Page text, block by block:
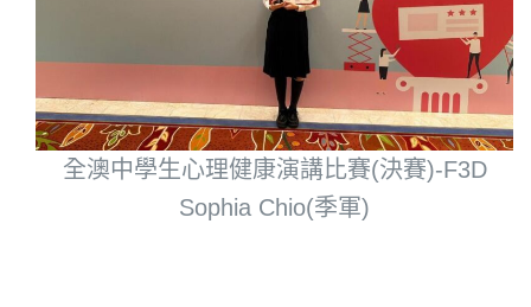
全澳中學生心理健康演講比賽(決賽)-F3D
Sophia Chio(季軍)